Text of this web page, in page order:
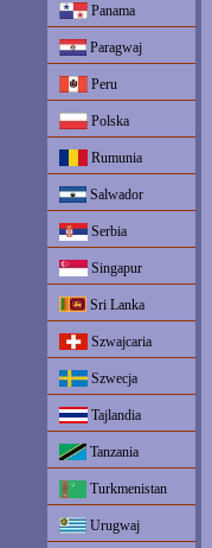
Panama
Paragwaj
Peru
Polska
Rumunia
Salwador
Serbia
Singapur
Sri Lanka
Szwajcaria
Szwecja
Tajlandia
Tanzania
Turkmenistan
Urugwaj